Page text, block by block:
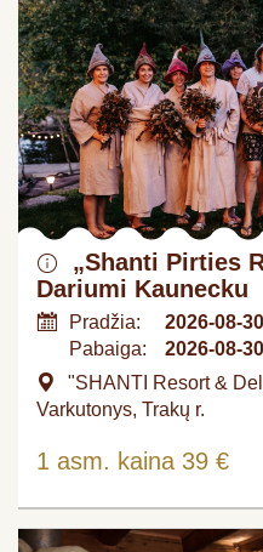
„Shanti Pirties
Dariumi Kaunecku
Pradžia: 2026-08-30
Pabaiga:
2026-08-30
"SHANTI Resort &
Varkutonys, Trakų r.
1 asm. kaina 39 €